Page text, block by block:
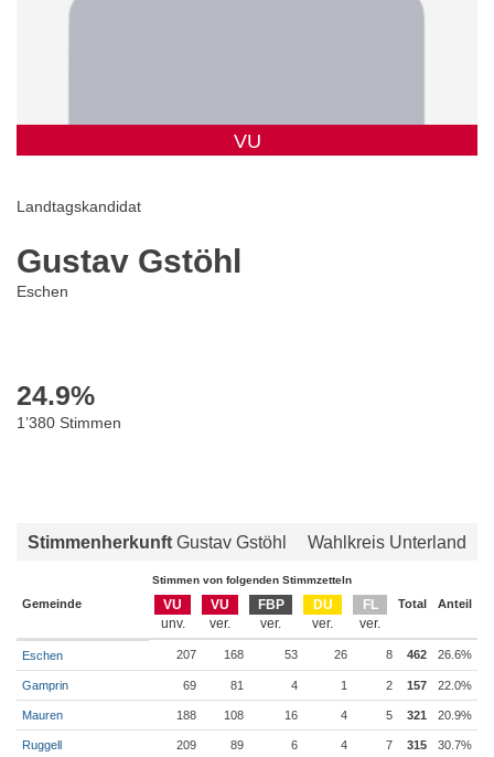
VU
Landtagskandidat
Gustav Gstöhl
Eschen
24.9%
1’380 Stimmen
Stimmenherkunft Gustav Gstöhl Wahlkreis Unterland
Stimmen von folgenden Stimmzetteln
Gemeinde VU VU FBP DU FL Total Anteil
Eschen 207 168 53 26 8 462 26.6%
Gamprin 69 81 4 1 2 157 22.0%
Mauren 188 108 16 4 5 321 20.9%
Ruggell 209 89 6 4 7 315 30.7%